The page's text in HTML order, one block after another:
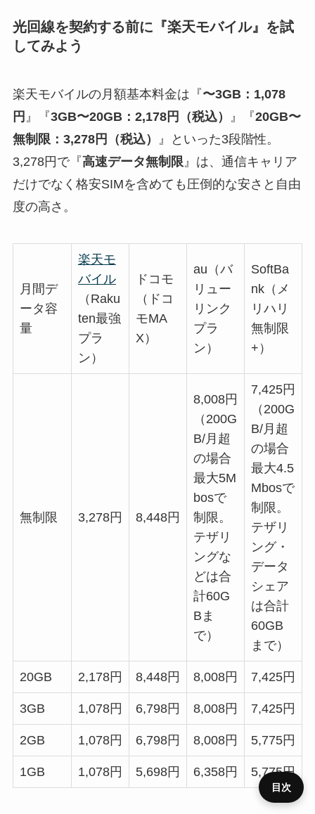
光回線を契約する前に『楽天モバイル』を試
してみよう
楽天モバイルの月額基本料金は『〜3GB：1,078
円 』『3GB〜20GB：2,178円（税込） 』『20GB〜
無制限：3,278円（税込）
』といった3段階性。
3,278円で『高速データ無制限』は、通信キャリア
だけでなく格安SIMを含めても圧倒的な安さと自由
度の高さ。
月間デ
ータ容
量
楽天モ
バイル
（Raku
ten最強
プラ
ン）
ドコモ
（ドコ
モMA
X）
au（バ
リュー
リンク
プラ
ン）
SoftBa
nk（メ
リハリ
無制限
+）
無制限 3,278円 8,448円
8,008円
（200G
B/月超
の場合
最大5M
bosで
制限。
テザリ
ングな
どは合
計60G
Bま
で）
7,425円
（200G
B/月超
の場合
最大4.5
Mbosで
制限。
テザリ
ング・
データ
シェア
は合計
60GB
まで）
20GB 2,178円 8,448円 8,008円 7,425円
3GB 1,078円 6,798円 8,008円 7,425円
2GB 1,078円 6,798円 8,008円 5,775円
1GB 1,078円 5,698円 6,358円 5,775円
目次